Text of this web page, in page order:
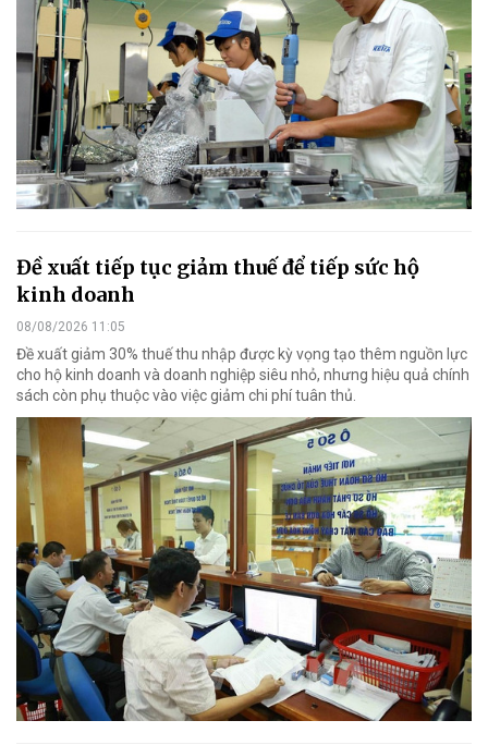
Đề xuất tiếp tục giảm thuế để tiếp sức hộ
kinh doanh
08/08/2026 11:05
Đề xuất giảm 30% thuế thu nhập được kỳ vọng tạo thêm nguồn lực
cho hộ kinh doanh và doanh nghiệp siêu nhỏ, nhưng hiệu quả chính
sách còn phụ thuộc vào việc giảm chi phí tuân thủ.